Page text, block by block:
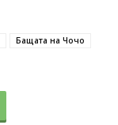
Бащата на Чочо